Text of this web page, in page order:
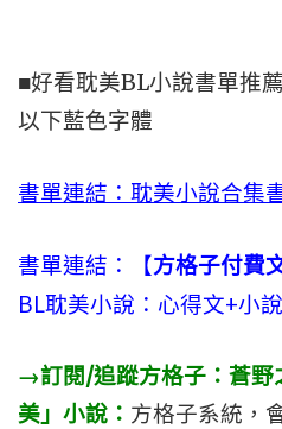
■好看耽美BL小說書單推
以下藍色字體
書單連結：耽美小說合集
書單連結：【方格子付費
BL耽美小說：心得文+小
→訂閱/追蹤方格子：蒼野
美」小說： 方格子系統，